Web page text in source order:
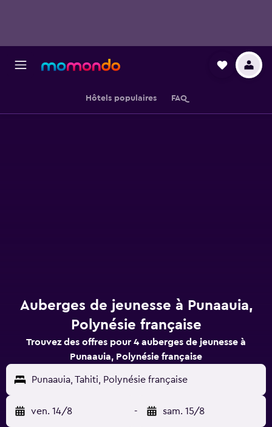
Hôtels populaires FAQ
Auberges de jeunesse à Punaauia,
Polynésie française
Trouvez des offres pour 4 auberges de jeunesse à
Punaauia, Polynésie française
Punaauia, Tahiti, Polynésie française
ven. 14/8 - sam. 15/8